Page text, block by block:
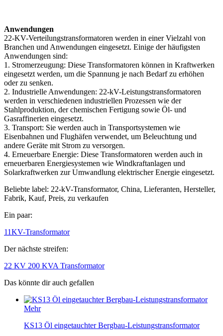
Anwendungen
22-KV-Verteilungstransformatoren werden in einer Vielzahl von
Branchen und Anwendungen eingesetzt. Einige der häufigsten
Anwendungen sind:
1. Stromerzeugung: Diese Transformatoren können in Kraftwerken
eingesetzt werden, um die Spannung je nach Bedarf zu erhöhen
oder zu senken.
2. Industrielle Anwendungen: 22-kV-Leistungstransformatoren
werden in verschiedenen industriellen Prozessen wie der
Stahlproduktion, der chemischen Fertigung sowie Öl- und
Gasraffinerien eingesetzt.
3. Transport: Sie werden auch in Transportsystemen wie
Eisenbahnen und Flughäfen verwendet, um Beleuchtung und
andere Geräte mit Strom zu versorgen.
4. Erneuerbare Energie: Diese Transformatoren werden auch in
erneuerbaren Energiesystemen wie Windkraftanlagen und
Solarkraftwerken zur Umwandlung elektrischer Energie eingesetzt.
Beliebte label: 22-kV-Transformator, China, Lieferanten, Hersteller,
Fabrik, Kauf, Preis, zu verkaufen
Ein paar:
11KV-Transformator
Der nächste streifen:
22 KV 200 KVA Transformator
Das könnte dir auch gefallen
Mehr
KS13 Öl eingetauchter Bergbau-Leistungstransformator